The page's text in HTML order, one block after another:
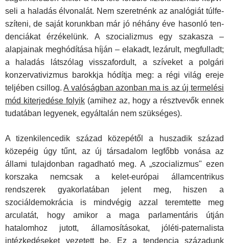
seli a haladás élvonalát. Nem szeretnénk az analógiát túlfe­
szíteni, de saját korunkban már jó néhány éve hasonló ten­
denciákat érzékelünk. A szocializmus egy szakasza –
alapjai­nak meghódítása híján – elakadt, lezárult, megfulladt;
a hala­dás látszólag visszafordult, a szíveket a polgári
konzervativiz­mus barokkja hódítja meg: a régi világ ereje
teljében csillog.A valóságban azonban ma is az új termelési
mód kiterje­dése folyik (amihez az, hogy a résztvevők ennek
tudatában legyenek, egyáltalán nem szükséges).
A tizenkilencedik század közepétől a huszadik század
közepéig úgy tűnt, az új társadalom legfőbb vonása az
állami tulajdonban ragadható meg. A „szocializmus" ezen
korszaka nemcsak a kelet-európai államcentrikus
rendszerek gyakorla­tában jelent meg, hiszen a
szociáldemokrácia is mindvégig azzal teremtette meg
arculatát, hogy amikor a maga parla­mentáris útján
hatalomhoz jutott, államosításokat, jóléti­-paternalista
intézkedéseket vezetett be. Ez a tendencia szá­zadunk